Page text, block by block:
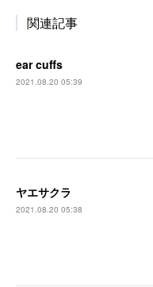
関連記事
ear cuffs
2021.08.20 05:39
ヤエサクラ
2021.08.20 05:38